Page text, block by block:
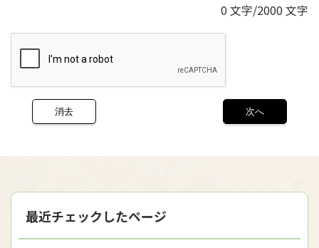
0 文字/2000 文字
最近チェックしたページ